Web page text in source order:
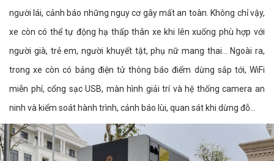
người lái, cảnh báo những nguy cơ gây mất an toàn. Không chỉ vậy,
xe còn có thể tự động hạ thấp thân xe khi lên xuống phù hợp với
người già, trẻ em, người khuyết tật, phụ nữ mang thai... Ngoài ra,
trong xe còn có bảng điện tử thông báo điểm dừng sắp tới, WiFi
miễn phí, cổng sạc USB, màn hình giải trí và hệ thống camera an
ninh và kiểm soát hành trình, cảnh báo lùi, quan sát khi dừng đỗ...